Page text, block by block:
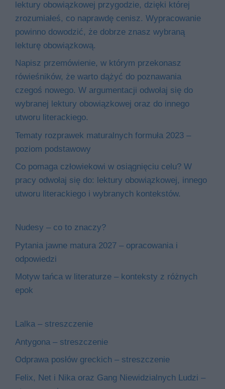
lektury obowiązkowej przygodzie, dzięki której
zrozumiałeś, co naprawdę cenisz. Wypracowanie
powinno dowodzić, że dobrze znasz wybraną
lekturę obowiązkową.
Napisz przemówienie, w którym przekonasz
rówieśników, że warto dążyć do poznawania
czegoś nowego. W argumentacji odwołaj się do
wybranej lektury obowiązkowej oraz do innego
utworu literackiego.
Tematy rozprawek maturalnych formuła 2023 –
poziom podstawowy
Co pomaga człowiekowi w osiągnięciu celu? W
pracy odwołaj się do: lektury obowiązkowej, innego
utworu literackiego i wybranych kontekstów.
Nudesy – co to znaczy?
Pytania jawne matura 2027 – opracowania i
odpowiedzi
Motyw tańca w literaturze – konteksty z różnych
epok
Lalka – streszczenie
Antygona – streszczenie
Odprawa posłów greckich – streszczenie
Felix, Net i Nika oraz Gang Niewidzialnych Ludzi –